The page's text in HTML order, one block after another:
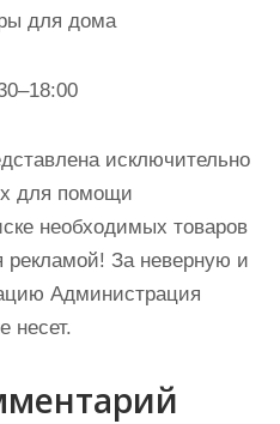
для дома
исключительно
для помощи
необходимых товаров
рекламой! За неверную и
Администрация
несет.